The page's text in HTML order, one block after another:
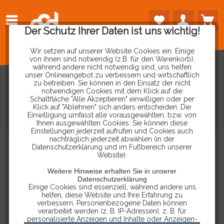
Der Schutz Ihrer Daten ist uns wichtig!
Wir setzen auf unserer Website Cookies ein. Einige
von ihnen sind notwendig (z.B. für den Warenkorb),
während andere nicht notwendig sind, uns helfen
unser Onlineangebot zu verbessern und wirtschaftlich
zu betreiben. Sie können in den Einsatz der nicht
notwendigen Cookies mit dem Klick auf die
Schaltfläche "Alle Akzeptieren" einwilligen oder per
Klick auf "Ablehnen" sich anders entscheiden. Die
Einwilligung umfasst alle vorausgewählten, bzw. von
Ihnen ausgewählten Cookies. Sie können diese
Einstellungen jederzeit aufrufen und Cookies auch
nachträglich jederzeit abwählen (in der
Datenschutzerklärung und im Fußbereich unserer
Website).
Weitere Hinweise erhalten Sie in unserer
Datenschutzerklärung
Einige Cookies sind essenziell, während andere uns
helfen, diese Website und Ihre Erfahrung zu
verbessern. Personenbezogene Daten können
verarbeitet werden (z. B. IP-Adressen), z. B. für
personalisierte Anzeigen und Inhalte oder Anzeigen-
ROSS-TECH USB-C KABEL FÜR
VCDS HEX-NET UND HEX-V2